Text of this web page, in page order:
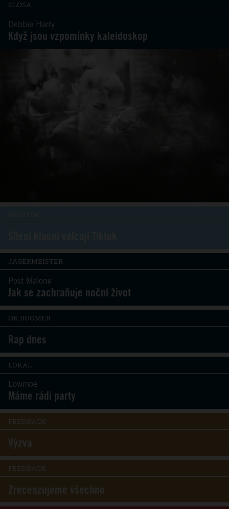
GLOSA
Debbie Harry
Když jsou vzpomínky kaleidoskop
JÄGERMEISTER
Post Malone
Jak se zachraňuje noční život
OK BOOMER
Rap dnes
LOKÁL
Lowmoe
Máme rádi party
FEEDBACK
Výzva
FEEDBACK
Zrecenzujeme všechno